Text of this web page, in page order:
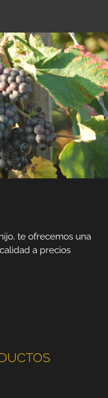
te ofrecemos una
a precios